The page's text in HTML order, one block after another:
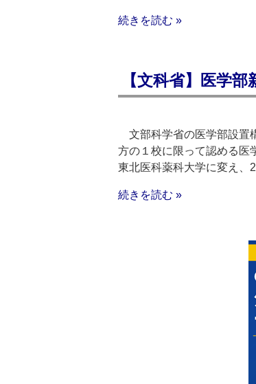
続きを読む »
【文科省】医学
文部科学省の医学部設置
方の１校に限って認める医
東北医科薬科大学に変え、
続きを読む »